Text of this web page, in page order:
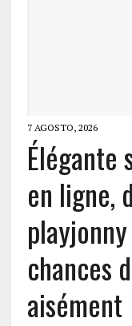
7 AGOSTO, 2026
Élégante
en ligne,
chances
aisément